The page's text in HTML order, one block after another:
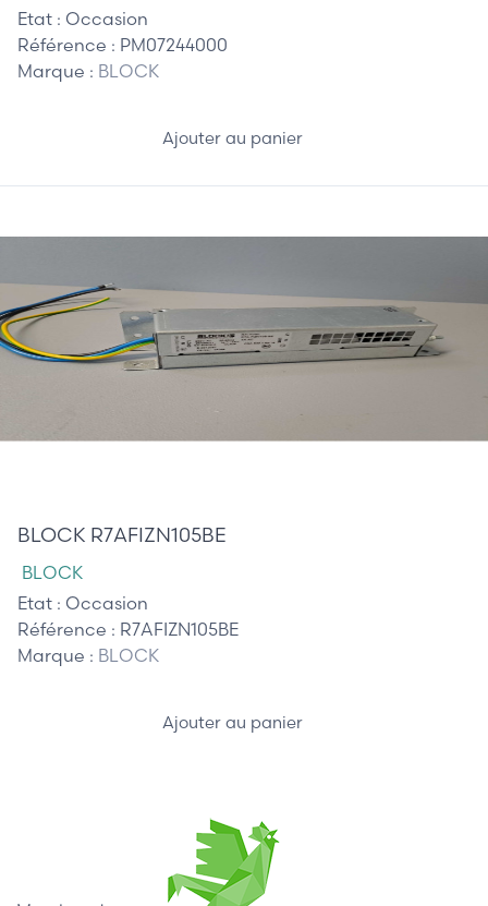
Etat : Occasion
Référence : PM07244000
Marque : BLOCK
Ajouter au panier
BLOCK R7AFIZN105BE
BLOCK
Etat : Occasion
Référence : R7AFIZN105BE
Marque : BLOCK
Ajouter au panier